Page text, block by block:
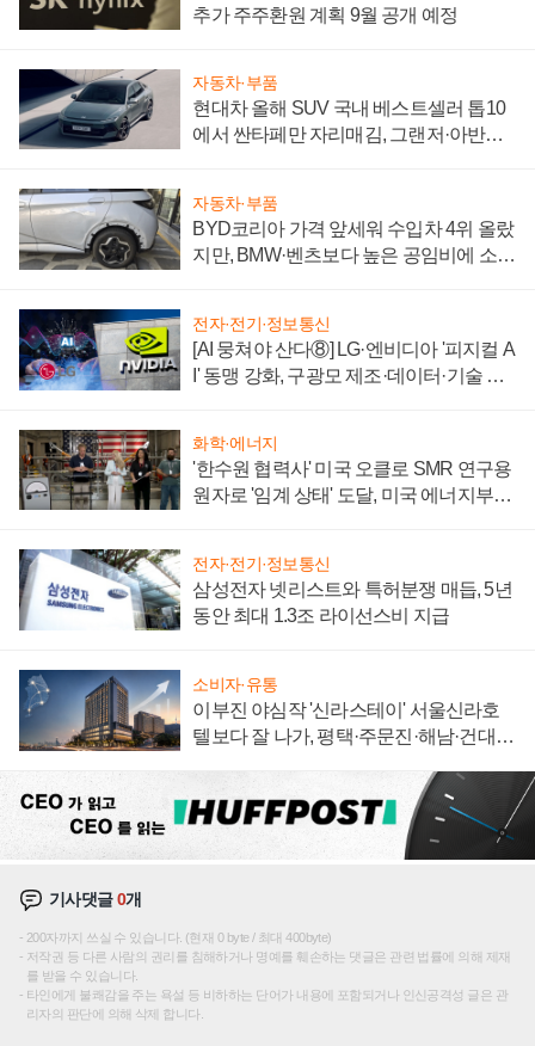
추가 주주환원 계획 9월 공개 예정
자동차·부품
현대차 올해 SUV 국내 베스트셀러 톱10
에서 싼타페만 자리매김, 그랜저·아반떼
자동차·부품
BYD코리아 가격 앞세워 수입차 4위 올랐
지만, BMW·벤츠보다 높은 공임비에 소비
전자·전기·정보통신
[AI 뭉쳐야 산다⑧] LG·엔비디아 '피지컬 A
I' 동맹 강화, 구광모 제조·데이터·기술 결
화학·에너지
'한수원 협력사' 미국 오클로 SMR 연구용
원자로 '임계 상태' 도달, 미국 에너지부
전자·전기·정보통신
삼성전자 넷리스트와 특허분쟁 매듭, 5년
동안 최대 1.3조 라이선스비 지급
소비자·유통
이부진 야심작 '신라스테이' 서울신라호
텔보다 잘 나가, 평택·주문진·해남·건대로
기사댓글0개
200자까지 쓰실 수 있습니다. (현재 0 byte / 최대 400byte)
저작권 등 다른 사람의 권리를 침해하거나 명예를 훼손하는 댓글은 관련 법률에 의해 제재
를 받을 수 있습니다.
타인에게 불쾌감을 주는 욕설 등 비하하는 단어가 내용에 포함되거나 인신공격성 글은 관
리자의 판단에 의해 삭제 합니다.